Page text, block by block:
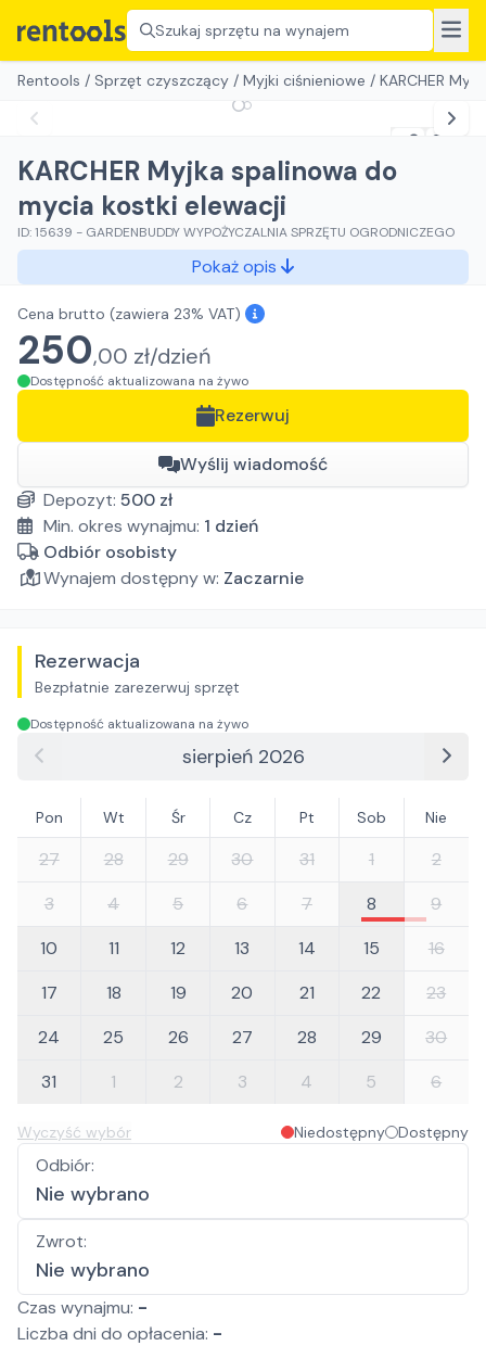
Szukaj sprzętu na wynajem
Rentools / Sprzęt czyszczący / Myjki ciśnieniowe / KARCHER
KARCHER Myjka spalinowa do
mycia kostki elewacji
ID:15639 - GARDENBUDDY WYPOŻYCZALNIA SPRZĘTU OGRODNICZEGO
Pokaż opis
Cena brutto (zawiera 23% VAT)
250,00 zł/dzień
Dostępność aktualizowana na żywo
Rezerwuj
Wyślij wiadomość
Depozyt: 500 zł
Min. okres wynajmu: 1 dzień
Odbiór osobisty
Wynajem dostępny w: Zaczarnie
Rezerwacja
Bezpłatnie zarezerwuj sprzęt
Dostępność aktualizowana na żywo
sierpień 2026
Pon Wt Śr Cz Pt Sob Nie
27 28 29 30 31 1
2
3
4 5 6 7 8
9
10
11 12 13 14 15
16
17
18 19 20 21 22
23
24
25 26 27 28 29
30
31
1 2 3 4 5 6
Wyczyść wybór Niedostępny Dostępny
Odbiór:
Nie wybrano
Zwrot:
Nie wybrano
Czas wynajmu: -
Liczba dni do opłacenia: -